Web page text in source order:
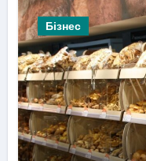
Бізнес